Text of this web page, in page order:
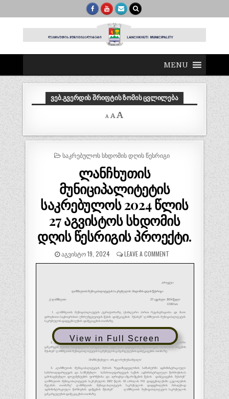
MENU
ᲕᲔᲑ.ᲒᲕᲔᲠᲓᲘᲡ ᲨᲠᲘᲤᲢᲘᲡ ᲖᲝᲛᲘᲡ ᲪᲕᲚᲘᲚᲔᲑᲐ
A
Decrease
font
A Reset
A
size.
POSTED
ᲡᲐᲙᲠᲔᲑᲣᲚᲝᲡ ᲡᲮᲓᲝᲛᲘᲡ ᲓᲦᲘᲡ ᲬᲔᲡᲠᲘᲒᲘ
ლანჩხუთის
მუნიციპალიტეტის
საკრებულოს 2024 წლის
27 აგვისტოს სხდომის
დღის წესრიგის პროექტი.
ᲐᲒᲕᲘᲡᲢᲝ 19, 2024 LEAVE A COMMENT
View in Full Screen